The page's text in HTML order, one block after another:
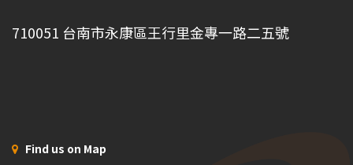
710051 台南市永康區王行里金專一路二五號
Find us on Map